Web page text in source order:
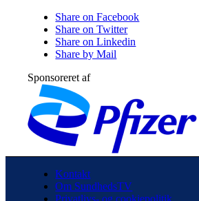
Share on Facebook
Share on Twitter
Share on Linkedin
Share by Mail
Sponsoreret af
Kontakt
Om SundhedsTV
Privatlivs- og cookiepolitik